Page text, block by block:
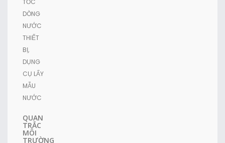
TỐC
DÒNG
NƯỚC
THIẾT
BỊ,
DỤNG
CỤ LẤY
MẪU
NƯỚC
QUAN
TRẮC
MÔI
TRƯỜNG